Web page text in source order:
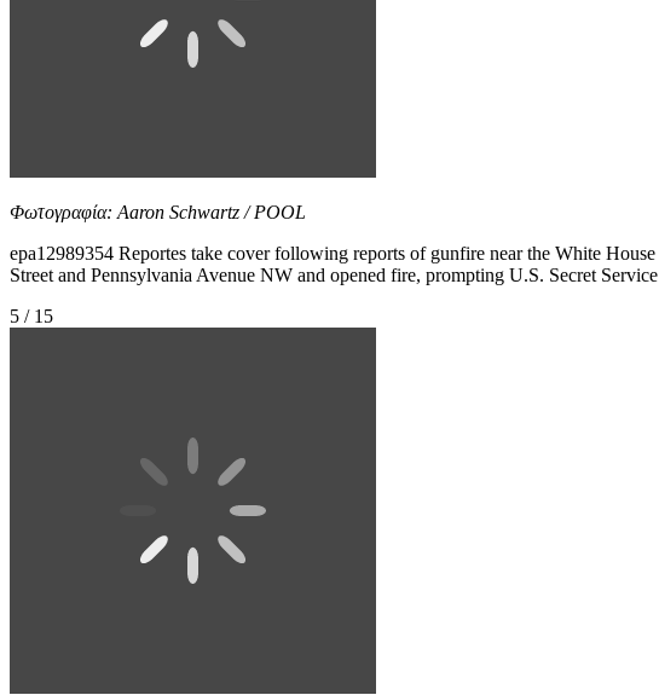
Φωτογραφία: Aaron Schwartz / POOL
epa12989354 Reportes take cover following reports of gunfire near the White
Street and Pennsylvania Avenue NW and opened fire, prompting U.S. Secret
5 / 15